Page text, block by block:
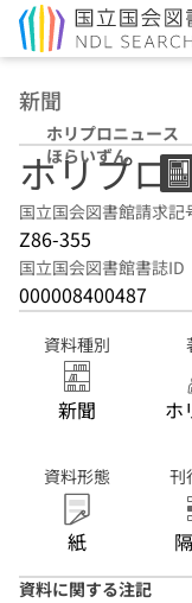
新聞
ホリプロニュース
ほらいずん
ホリプロ
国立国会図書館請求記
Z86-355
国立国会図書館書誌ID
000008400487
資料種別
新聞 ホ
資料形態
紙
刊
資料に関する注記